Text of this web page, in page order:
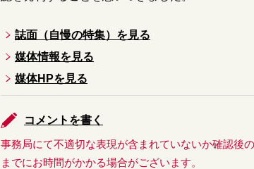
誌面（自慢の特集）を見る
媒体情報を見る
媒体HPを見る
コメントを書く
事務局にて不適切な表現が含まれていないか確認後
までにお時間がかかる場合がございます。